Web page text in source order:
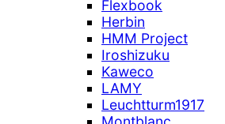
Flexbook
Herbin
HMM Project
Iroshizuku
Kaweco
LAMY
Leuchtturm1917